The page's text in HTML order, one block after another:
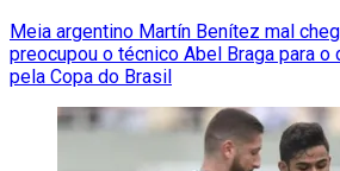
Meia argentino Martín Benítez mal
preocupou o técnico Abel Braga para o
pela Copa do Brasil